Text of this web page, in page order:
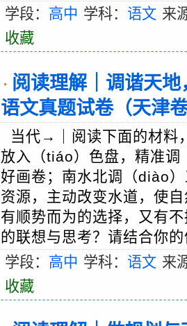
学段： 高中 学科： 语文 来
收藏
· 阅读理解｜调谐天
语文真题试卷（天津
当代→｜阅读下面的材料
放入（tiáo）色盘，精准
好画卷；南水北调（diào
资源，主动改变水道，使
有顺势而为的选择，又有
的联想与思考？请结合你
学段： 高中 学科： 语文 来
收藏